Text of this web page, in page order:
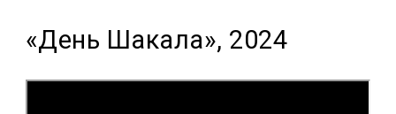
«День Шакала», 2024